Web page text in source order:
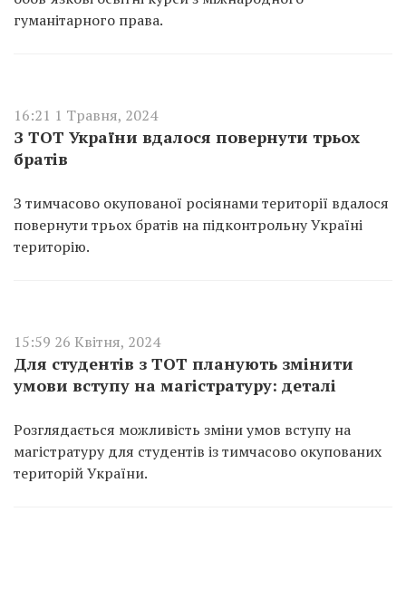
гуманітарного права.
16:21 1 Травня, 2024
З ТОТ України вдалося повернути трьох
братів
З тимчасово окупованої росіянами території вдалося
повернути трьох братів на підконтрольну Україні
територію.
15:59 26 Квітня, 2024
Для студентів з ТОТ планують змінити
умови вступу на магістратуру: деталі
Розглядається можливість зміни умов вступу на
магістратуру для студентів із тимчасово окупованих
територій України.